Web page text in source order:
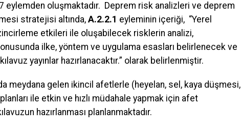
eylemden oluşmaktadır. Deprem risk analizleri ve deprem
stratejisi altında, A.2.2.1 eyleminin içeriği, “Yerel
etkileri ile oluşabilecek risklerin analizi,
ilke, yöntem ve uygulama esasları belirlenecek ve
yayınlar hazırlanacaktır.” olarak belirlenmiştir.
meydana gelen ikincil afetlerle (heyelan, sel, kaya düşmesi,
ile etkin ve hızlı müdahale yapmak için afet
hazırlanması planlanmaktadır.